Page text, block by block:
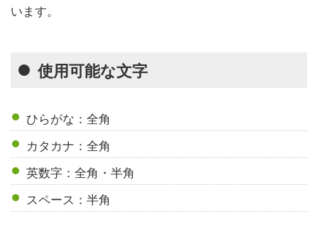
います。
使用可能な文字
ひらがな：全角
カタカナ：全角
英数字：全角・半角
スペース：半角